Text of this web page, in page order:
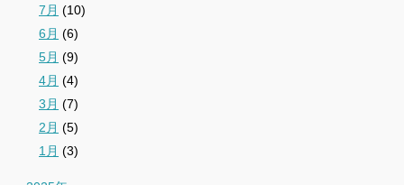
7月 (10)
6月 (6)
5月 (9)
4月 (4)
3月 (7)
2月 (5)
1月 (3)